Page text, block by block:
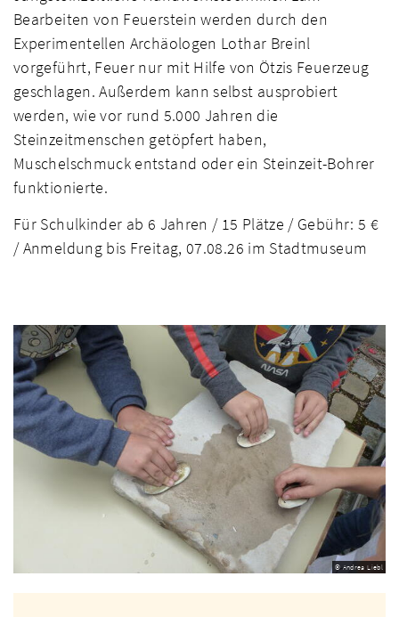
Bearbeiten von Feuerstein werden durch den
Experimentellen Archäologen Lothar Breinl
vorgeführt, Feuer nur mit Hilfe von Ötzis Feuerzeug
geschlagen. Außerdem kann selbst ausprobiert
werden, wie vor rund 5.000 Jahren die
Steinzeitmenschen getöpfert haben,
Muschelschmuck entstand oder ein Steinzeit-Bohrer
funktionierte.
Für Schulkinder ab 6 Jahren / 15 Plätze / Gebühr: 5 €
/ Anmeldung bis Freitag, 07.08.26 im Stadtmuseum
© Andrea Liebl